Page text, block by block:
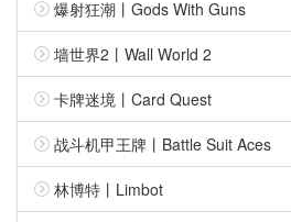
爆射狂潮丨Gods With Guns
墙世界2丨Wall World 2
卡牌迷境丨Card Quest
战斗机甲王牌丨Battle Suit Aces
林博特丨Limbot